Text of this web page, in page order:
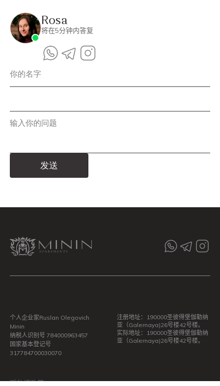
Rosa
将在5分钟内答复
你的名字
输入你的问题
个人企业家Ruslan Olegovich
Minin
纳税人识别号 784000963457
国家基本登记号
317784700030070
注册地址：190000圣彼得堡伽勒纳
亚（Galernaya)26号楼42号楼。
实际地址：190000圣彼得堡伽勒纳
亚（Galernaya)26号楼42号楼。
隱私權政策